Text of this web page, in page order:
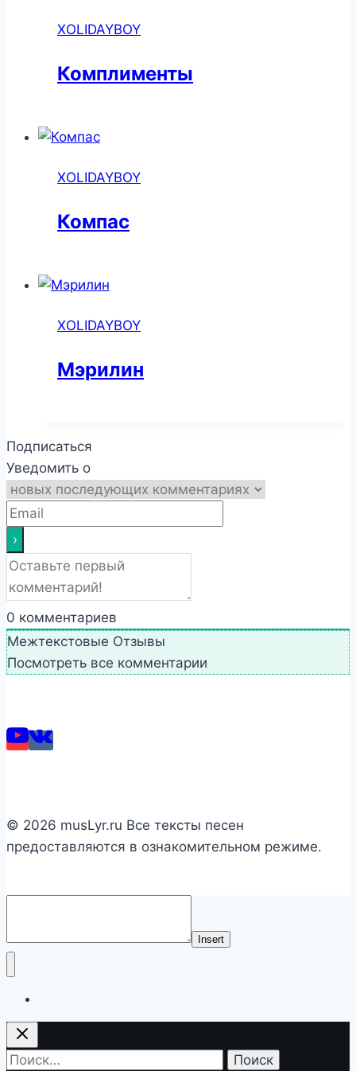
XOLIDAYBOY
Комплименты
XOLIDAYBOY
Компас
XOLIDAYBOY
Мэрилин
Подписаться
Уведомить о
0 комментариев
Межтекстовые Отзывы
Посмотреть все комментарии
© 2026 musLyr.ru Все тексты песен
предоставляются в ознакомительном режиме.
Insert
Найти: